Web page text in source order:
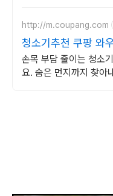
http://m.coupang.com
청소기추천 쿠팡 와
손목 부담 줄이는 청소
요. 숨은 먼지까지 찾아